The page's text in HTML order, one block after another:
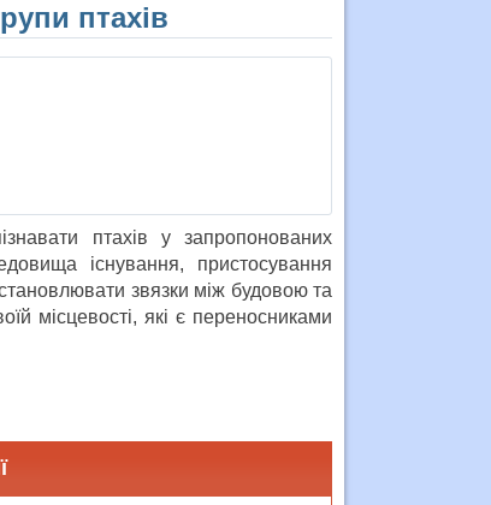
птахів
птахів у запропонованих
існування, пристосування
звязки між будовою та
місцевості, які є переносниками